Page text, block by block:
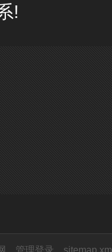
!
管理登录 sitemap.xml